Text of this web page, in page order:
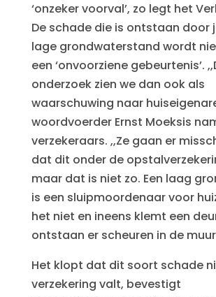
‘onzeker voorval’, zo legt het
De schade die is ontstaan door
lage grondwaterstand wordt
een ‘onvoorziene gebeurtenis’.
onderzoek zien we dan ook als
waarschuwing naar
woordvoerder Ernst Moeksis
verzekeraars. ,,Ze gaan er
dat dit onder de
maar dat is niet zo. Een laag
is een sluipmoordenaar voor
het niet en ineens klemt een
ontstaan er scheuren in de
Het klopt dat dit soort schade
verzekering valt, bevestigt